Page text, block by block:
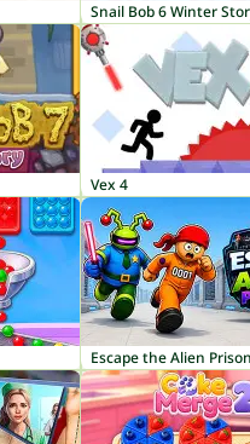
Snail Bob 6 Winter
Vex 4
Escape the Alien Prison